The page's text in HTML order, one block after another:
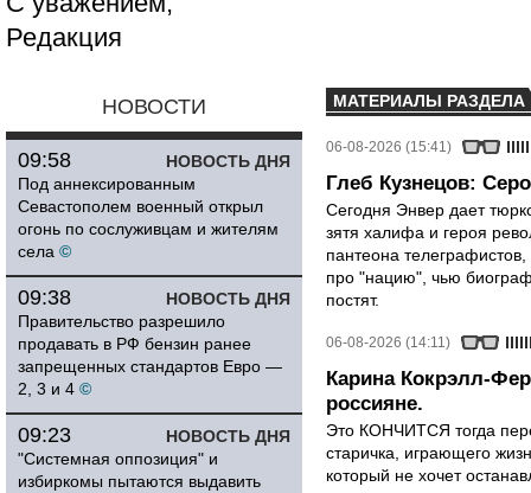
Редакция
НОВОСТИ
НОВОСТЬ ДНЯ
09:58
Под аннексированным
Севастополем военный открыл
огонь по сослуживцам и жителям
села ©
НОВОСТЬ ДНЯ
09:38
Правительство разрешило
продавать в РФ бензин ранее
запрещенных стандартов Евро —
2, 3 и 4 ©
НОВОСТЬ ДНЯ
09:23
"Системная оппозиция" и
избиркомы пытаются выдавить
МАТЕРИАЛЫ РАЗДЕЛА
06-08-2026 (15:41)
Глеб Кузнецов:
Сегодня Энвер дает
зятя халифа и героя
пантеона
про "нацию", чью
постят.
06-08-2026 (14:11)
Карина Кокрэлл-
россияне.
Это КОНЧИТСЯ тогда
старичка, играющего
который не хочет